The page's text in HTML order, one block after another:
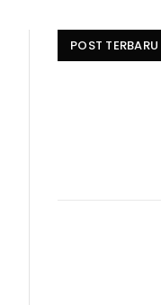
POST TERBARU